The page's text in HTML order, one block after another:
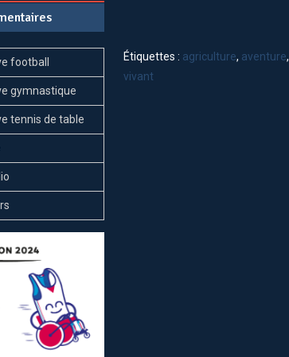
football
gymnastique
tennis de table
Étiquettes : agriculture, aventure,
vivant